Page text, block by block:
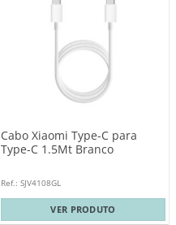
Cabo Xiaomi Type-C para
Type-C 1.5Mt Branco
Ref.: SJV4108GL
VER PRODUTO